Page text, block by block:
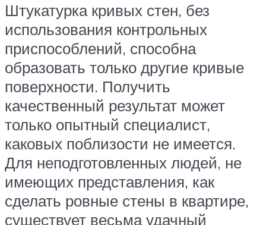
Штукатурка кривых стен, без
использования контрольных
приспособлений, способна
образовать только другие кривые
поверхности. Получить
качественный результат может
только опытный специалист,
каковых поблизости не имеется.
Для неподготовленных людей, не
имеющих представления, как
сделать ровные стены в квартире,
существует весьма удачный